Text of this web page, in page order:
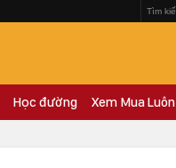
Học đường Xem Mua Luôn